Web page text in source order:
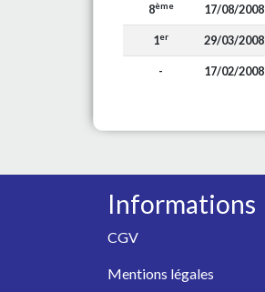
8ème 17/08/2008
1er 29/03/2008
- 17/02/2008
Informations
CGV
Mentions légales